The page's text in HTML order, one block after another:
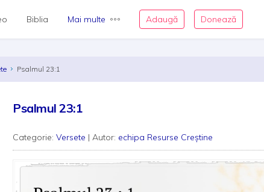
Biblia Mai multe Adaugă Donează
Psalmul 23:1
Psalmul 23:1
Categorie:Versete | Autor: echipa Resurse Creștine